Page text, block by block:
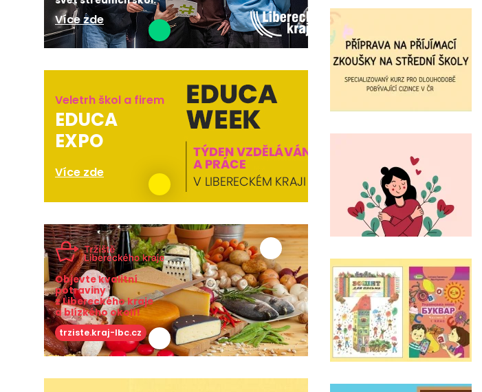
Více zde
Veletrh škol a firem
EDUCA
EXPO
Více zde
Objevte kvalitní
potraviny
z Libereckého kraje
a blízkého okolí!
trziste.kraj-lbc.cz